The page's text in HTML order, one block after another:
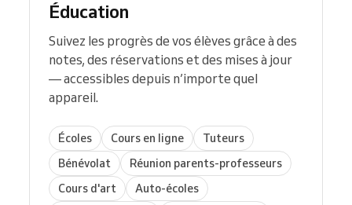
Éducation
Suivez les progrès de vos élèves grâce à des
notes, des réservations et des mises à jour
— accessibles depuis n’importe quel
appareil.
Écoles Cours en ligne
Tuteurs
Bénévolat
Réunion parents-professeurs
Cours d'art
Auto-écoles